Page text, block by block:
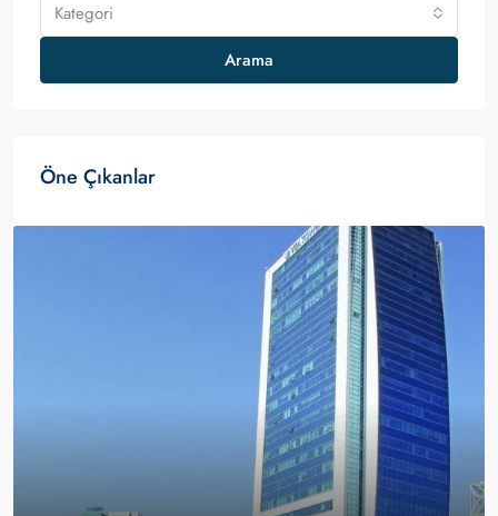
Kategori
Arama
Öne Çıkanlar